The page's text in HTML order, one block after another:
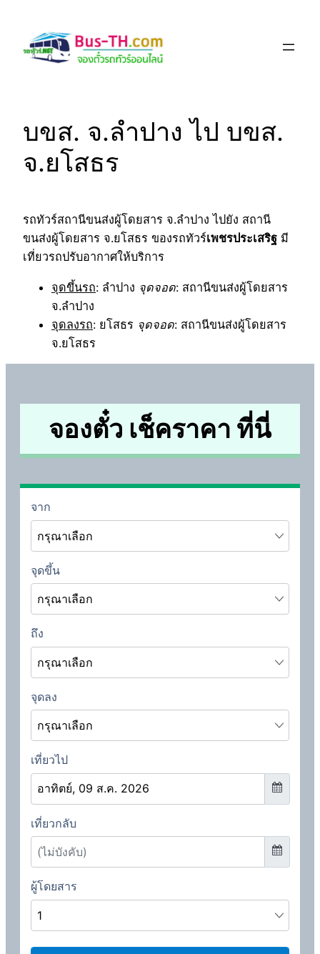
content
บขส. จ.ลำปาง ไป บขส.
จ.ยโสธร
รถทัวร์สถานีขนส่งผู้โดยสาร จ.ลำปาง ไปยัง สถานี
ขนส่งผู้โดยสาร จ.ยโสธร ของรถทัวร์เพชรประเสริฐ มี
เที่ยวรถปรับอากาศให้บริการ
จุดขึ้นรถ: ลำปาง จุดจอด: สถานีขนส่งผู้โดยสาร
จ.ลำปาง
จุดลงรถ: ยโสธร จุดจอด: สถานีขนส่งผู้โดยสาร
จ.ยโสธร
จองตั๋ว เช็คราคา ที่นี่